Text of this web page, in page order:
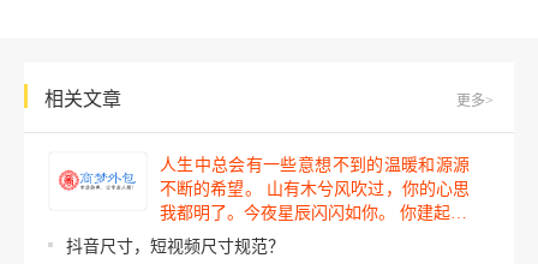
相关文章 更多>
人生中总会有一些意想不到的温暖和源源
不断的希望。 山有木兮风吹过，你的心思
我都明了。今夜星辰闪闪如你。 你建起…
抖音尺寸，短视频尺寸规范？